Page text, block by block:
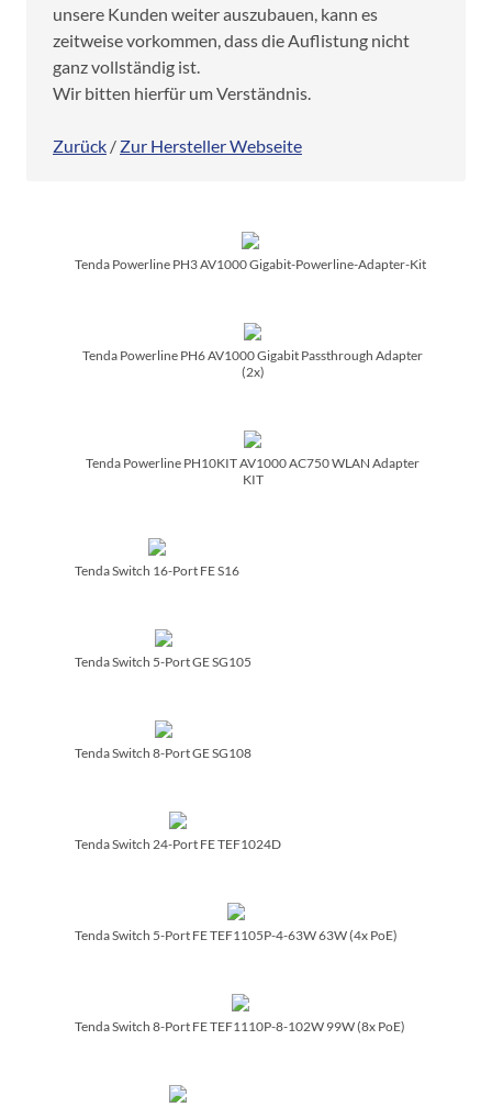
unsere Kunden weiter auszubauen, kann es
zeitweise vorkommen, dass die Auflistung nicht
ganz vollständig ist.
Wir bitten hierfür um Verständnis.
Zurück / Zur Hersteller Webseite
Tenda Powerline PH3 AV1000 Gigabit-Powerline-Adapter-Kit
Tenda Powerline PH6 AV1000 Gigabit Passthrough Adapter
(2x)
Tenda Powerline PH10KIT AV1000 AC750 WLAN Adapter
KIT
Tenda Switch 16-Port FE S16
Tenda Switch 5-Port GE SG105
Tenda Switch 8-Port GE SG108
Tenda Switch 24-Port FE TEF1024D
Tenda Switch 5-Port FE TEF1105P-4-63W 63W (4x PoE)
Tenda Switch 8-Port FE TEF1110P-8-102W 99W (8x PoE)